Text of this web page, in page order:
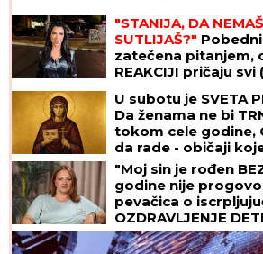
"STANIJA, DA
SUTLIJAŠ?"
zatečena pitanjem,
REAKCIJI pričaju svi
U subotu je SVETA
Da ženama ne bi
tokom cele godine,
da rade - običaji
poštuju
"Moj sin je rođen
godine nije
pevačica o
OZDRAVLJENJE